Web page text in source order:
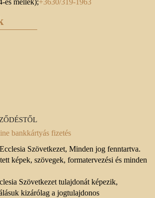
es mellék);+3630/319-1963
Szövetkezet, Minden jog fenntartva.
képek, szövegek, formatervezési és minden
Szövetkezet tulajdonát képezik,
kizárólag a jogtulajdonos